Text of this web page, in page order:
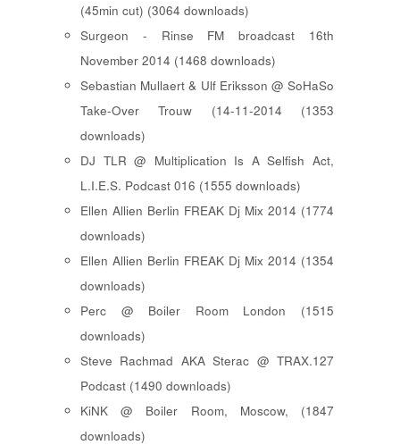
(45min cut) (3064 downloads)
Surgeon - Rinse FM broadcast 16th
November 2014 (1468 downloads)
Sebastian Mullaert & Ulf Eriksson @ SoHaSo
Take-Over Trouw (14-11-2014 (1353
downloads)
DJ TLR @ Multiplication Is A Selfish Act,
L.I.E.S. Podcast 016 (1555 downloads)
Ellen Allien Berlin FREAK Dj Mix 2014 (1774
downloads)
Ellen Allien Berlin FREAK Dj Mix 2014 (1354
downloads)
Perc @ Boiler Room London (1515
downloads)
Steve Rachmad AKA Sterac @ TRAX.127
Podcast (1490 downloads)
KiNK @ Boiler Room, Moscow, (1847
downloads)